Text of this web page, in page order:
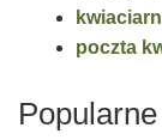
poczta